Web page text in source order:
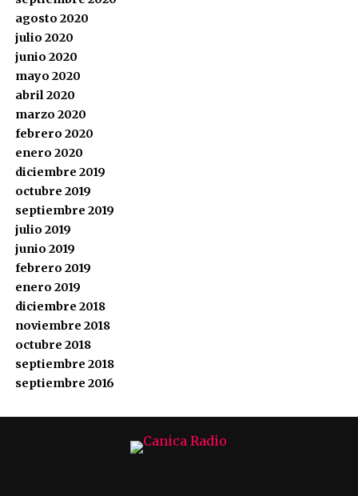
agosto 2020
julio 2020
junio 2020
mayo 2020
abril 2020
marzo 2020
febrero 2020
enero 2020
diciembre 2019
octubre 2019
septiembre 2019
julio 2019
junio 2019
febrero 2019
enero 2019
diciembre 2018
noviembre 2018
octubre 2018
septiembre 2018
septiembre 2016